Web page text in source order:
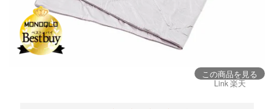
この商品を見る
Link 楽天